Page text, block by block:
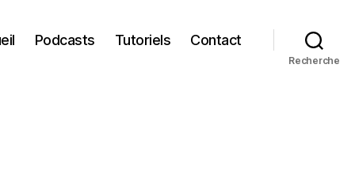
Podcasts Tutoriels Contact
Recherche